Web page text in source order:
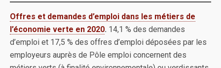
Offres et demandes d’emploi dans les métiers de
l’économie verte en 2020. 14,1 % des demandes
d’emploi et 17,5 % des offres d’emploi déposées par les
employeurs auprès de Pôle emploi concernent des